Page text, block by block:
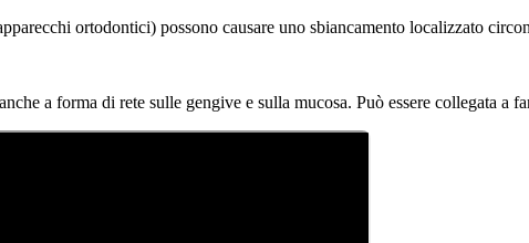
ortodontici) possono causare uno sbiancamento localizzato
a forma di rete sulle gengive e sulla mucosa. Può essere collegata a